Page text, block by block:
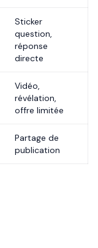
Sticker
question,
réponse
directe
Vidéo,
révélation,
offre limitée
Partage de
publication